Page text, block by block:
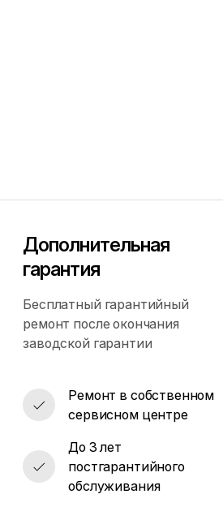
Дополнительная
гарантия
Бесплатный гарантийный
ремонт после окончания
заводской гарантии
Ремонт в собственном
сервисном центре
До 3 лет
постгарантийного
обслуживания